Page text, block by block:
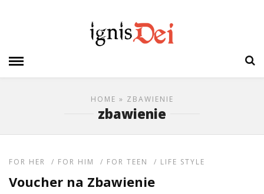
HOME » ZBAWIENIE
zbawienie
FOR HER / FOR HIM / FOR TEEN / LIFE STYLE
Voucher na Zbawienie